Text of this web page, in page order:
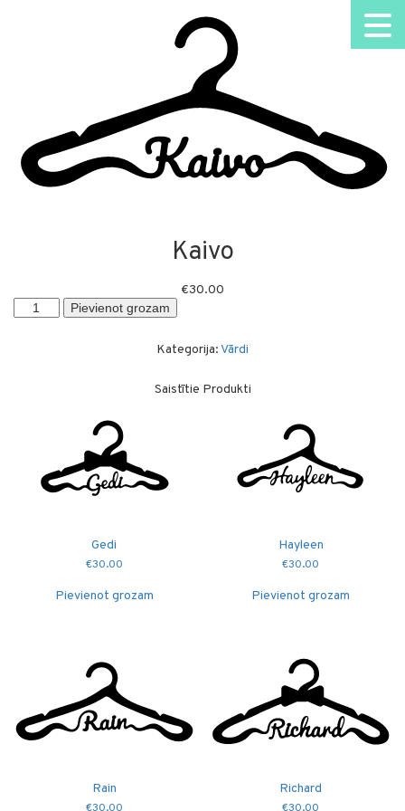
Kaivo
€30.00
Kaivo
daudzums
Pievienot grozam
Kategorija:Vārdi
Saistītie Produkti
Gedi
€30.00
Pievienot grozam
Hayleen
€30.00
Pievienot grozam
Rain Richard